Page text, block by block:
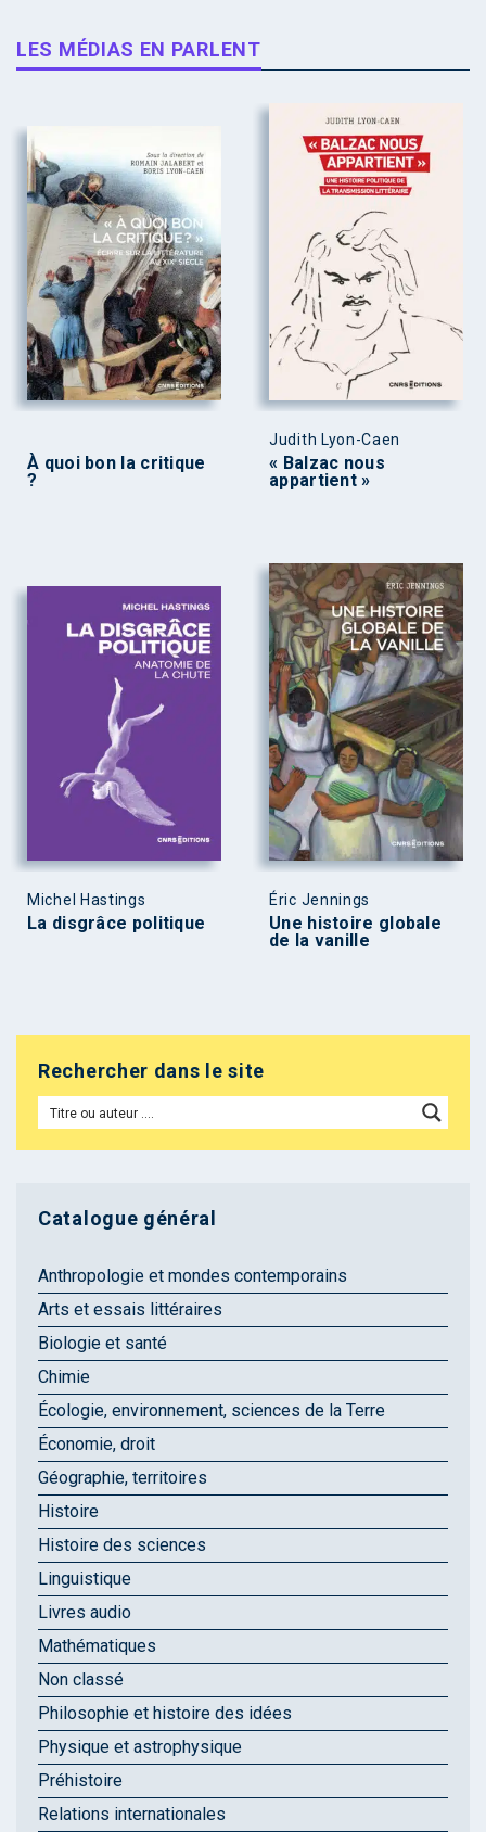
LES MÉDIAS EN PARLENT
À quoi bon la critique
?
Judith Lyon-Caen
« Balzac nous
appartient »
Michel Hastings
La disgrâce politique
Éric Jennings
Une histoire globale
de la vanille
Rechercher dans le site
Catalogue général
Anthropologie et mondes contemporains
Arts et essais littéraires
Biologie et santé
Chimie
Écologie, environnement, sciences de la Terre
Économie, droit
Géographie, territoires
Histoire
Histoire des sciences
Linguistique
Livres audio
Mathématiques
Non classé
Philosophie et histoire des idées
Physique et astrophysique
Préhistoire
Relations internationales